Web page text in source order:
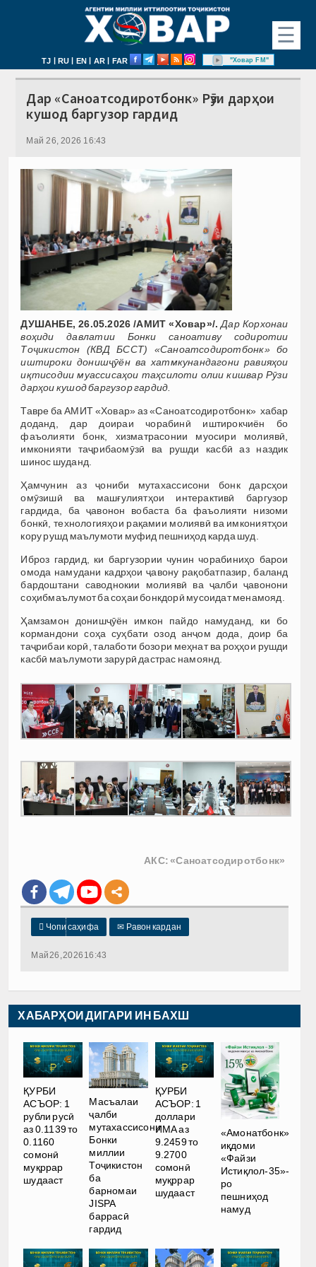
☰
TJ | RU | EN | AR | FAR "Ховар FM"
Дар «Саноатсодиротбонк» Рӯзи дарҳои
кушод баргузор гардид
Май 26, 2026 16:43
ДУШАНБЕ, 26.05.2026 /АМИТ «Ховар»/. Дар Корхонаи
воҳиди давлатии Бонки саноативу содиротии
Тоҷикистон (КВД БССТ) «Саноатсодиротбонк» бо
иштироки донишҷӯён ва хатмкунандагони равияҳои
иқтисодии муассисаҳои таҳсилоти олии кишвар Рӯзи
дарҳои кушод баргузор гардид.
Тавре ба АМИТ «Ховар» аз «Саноатсодиротбонк» хабар
доданд, дар доираи чорабинӣ иштирокчиён бо
фаъолияти бонк, хизматрасонии муосири молиявӣ,
имконияти таҷрибаомӯзӣ ва рушди касбӣ аз наздик
шинос шуданд.
Ҳамчунин аз ҷониби мутахассисони бонк дарсҳои
омӯзишӣ ва машғулиятҳои интерактивӣ баргузор
гардида, ба ҷавонон вобаста ба фаъолияти низоми
бонкӣ, технологияҳои рақамии молиявӣ ва имкониятҳои
кору рушд маълумоти муфид пешниҳод карда шуд.
Иброз гардид, ки баргузории чунин чорабиниҳо барои
омода намудани кадрҳои ҷавону рақобатпазир, баланд
бардоштани саводнокии молиявӣ ва ҷалби ҷавонони
соҳибмаълумот ба соҳаи бонкдорӣ мусоидат менамояд.
Ҳамзамон донишҷӯён имкон пайдо намуданд, ки бо
кормандони соҳа суҳбати озод анҷом дода, доир ба
таҷрибаи корӣ, талаботи бозори меҳнат ва роҳҳои рушди
касбӣ маълумоти зарурӣ дастрас намоянд.
АКС: «Саноатсодиротбонк»
 Чопи саҳифа ✉ Равон кардан
Май 26, 2026 16:43
ХАБАРҲОИ ДИГАРИ ИН БАХШ
ҚУРБИ
АСЪОР: 1
рубли русӣ
аз 0.1139 то
0.1160
сомонӣ
муқррар
шудааст
Масъалаи
ҷалби
мутахассисони
Бонки
миллии
Тоҷикистон
ба
барномаи
JISPA
баррасӣ
гардид
ҚУРБИ
АСЪОР: 1
доллари
ИМА аз
9.2459 то
9.2700
сомонӣ
муқррар
шудааст
«Амонатбонк»
иқдоми
«Файзи
Истиқлол-35»-
ро
пешниҳод
намуд